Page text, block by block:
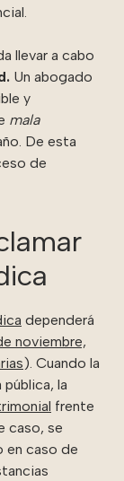
llevar a cabo
Un abogado
y
mala
De esta
de
dependerá
noviembre,
). Cuando la
la
frente
caso, se
en caso de